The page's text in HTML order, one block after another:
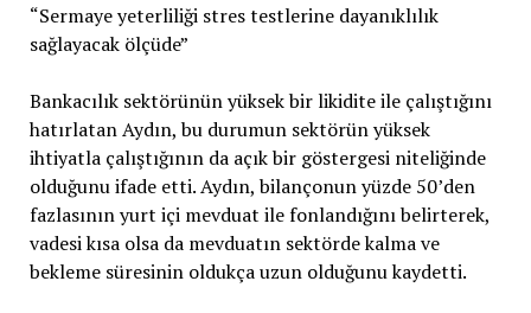
“Sermaye yeterliliği stres testlerine dayanıklılık
sağlayacak ölçüde”
Bankacılık sektörünün yüksek bir likidite ile çalıştığını
hatırlatan Aydın, bu durumun sektörün yüksek
ihtiyatla çalıştığının da açık bir göstergesi niteliğinde
olduğunu ifade etti. Aydın, bilançonun yüzde 50’den
fazlasının yurt içi mevduat ile fonlandığını belirterek,
vadesi kısa olsa da mevduatın sektörde kalma ve
bekleme süresinin oldukça uzun olduğunu kaydetti.